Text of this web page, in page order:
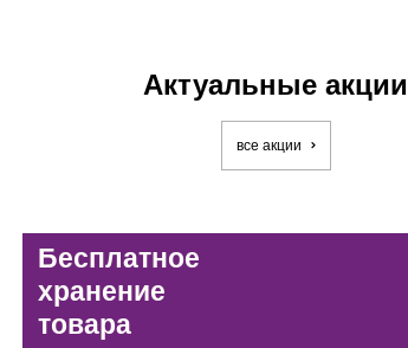
Актуальные акции
все акции
Бесплатное
хранение
товара